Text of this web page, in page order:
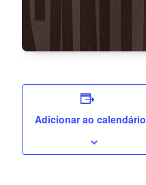
Adicionar ao calendário